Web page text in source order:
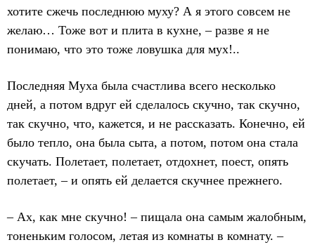
хотите сжечь последнюю муху? А я этого совсем не
желаю… Тоже вот и плита в кухне, – разве я не
понимаю, что это тоже ловушка для мух!..
Последняя Муха была счастлива всего несколько
дней, а потом вдруг ей сделалось скучно, так скучно,
так скучно, что, кажется, и не рассказать. Конечно, ей
было тепло, она была сыта, а потом, потом она стала
скучать. Полетает, полетает, отдохнет, поест, опять
полетает, – и опять ей делается скучнее прежнего.
– Ах, как мне скучно! – пищала она самым жалобным,
тоненьким голосом, летая из комнаты в комнату. –